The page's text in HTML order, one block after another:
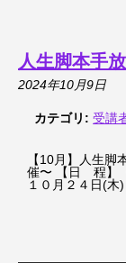
人生脚本手
2024年10月9日
カテゴリ: 受講
【10月】人生脚
催〜 【日 程】
１０月２４日(木)